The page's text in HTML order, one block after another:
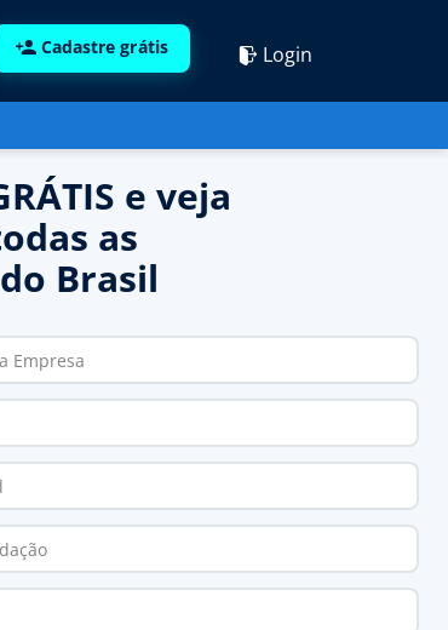
Cadastre grátis Login
e veja
as
Brasil